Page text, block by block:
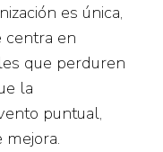
es única,
centra en
que perduren
la
puntual,